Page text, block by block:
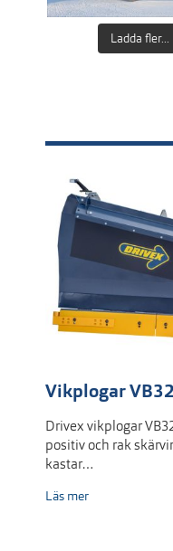
Ladda fler...
Vikplogar
Drivex vikplogar
positiv och rak
kastar…
Läs mer